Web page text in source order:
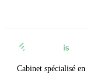
Cabinet spécialisé